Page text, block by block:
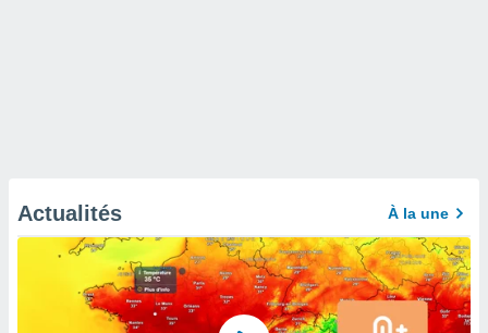
Actualités À la une